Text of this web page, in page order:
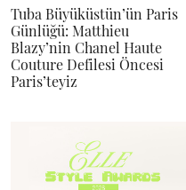
Tuba Büyüküstün’ün Paris
Günlüğü: Matthieu
Blazy’nin Chanel Haute
Couture Defilesi Öncesi
Paris’teyiz